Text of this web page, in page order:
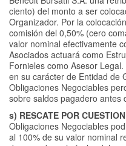
ciento) del monto a ser
Organizador. Por la
comisión del 0,50% (cero
valor nominal efectivamente
Asociados actuará como
Fornieles como Asesor
en su carácter de Entidad de
Obligaciones Negociables
sobre saldos pagadero antes
s) RESCATE POR
Obligaciones Negociables
al 100% de su valor nominal